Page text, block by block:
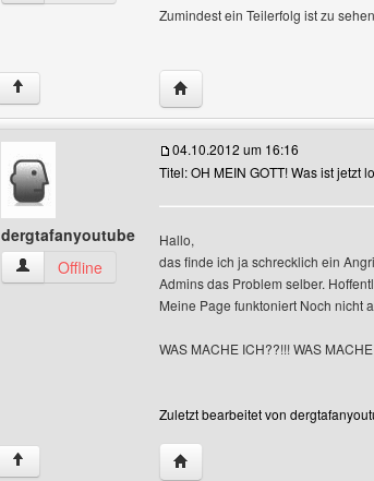
Zumindest ein Teilerfolg ist zu
↑ Website dieses Benutzers
dergtafanyoutube
dergtafanyoutube Benutzer-Profile anzeigen
Offline
04.10.2012 um 16:16
Titel: OH MEIN GOTT! Was ist jetzt
Hallo,
das finde ich ja schrecklich ein
Admins das Problem selber.
Meine Page funktoniert Noch nicht
WAS MACHE ICH??!!! WAS
Zuletzt bearbeitet von
↑ Website dieses Benutzers